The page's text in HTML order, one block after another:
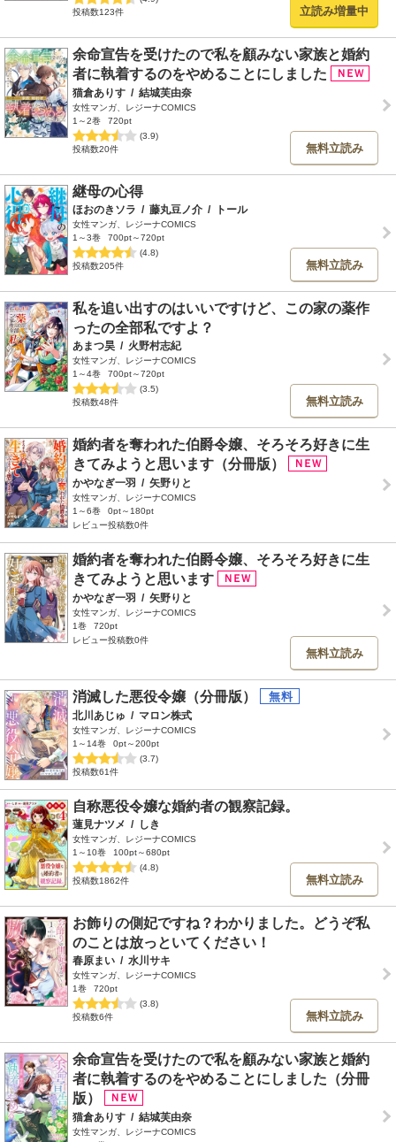
投稿数123件
立読み増量中
余命宣告を受けたので私を顧みない家族と婚約
者に執着するのをやめることにしました
猫倉ありす / 結城芙由奈
女性マンガ、レジーナCOMICS
1～2巻
720pt
(3.9)
投稿数20件
無料立読み
継母の心得
ほおのきソラ / 藤丸豆ノ介 / トール
女性マンガ、レジーナCOMICS
1～3巻
700pt～720pt
(4.8)
投稿数205件
無料立読み
私を追い出すのはいいですけど、この家の薬作
ったの全部私ですよ？
あまつ昊 / 火野村志紀
女性マンガ、レジーナCOMICS
1～4巻
700pt～720pt
(3.5)
投稿数48件
無料立読み
婚約者を奪われた伯爵令嬢、そろそろ好きに生
きてみようと思います（分冊版）
かやなぎ一羽 / 矢野りと
女性マンガ、レジーナCOMICS
1～6巻
0pt～180pt
レビュー投稿数0件
婚約者を奪われた伯爵令嬢、そろそろ好きに生
きてみようと思います
かやなぎ一羽 / 矢野りと
女性マンガ、レジーナCOMICS
1巻
720pt
レビュー投稿数0件
無料立読み
消滅した悪役令嬢（分冊版）
北川あじゅ / マロン株式
女性マンガ、レジーナCOMICS
1～14巻
0pt～200pt
(3.7)
投稿数61件
自称悪役令嬢な婚約者の観察記録。
蓮見ナツメ / しき
女性マンガ、レジーナCOMICS
1～10巻
100pt～680pt
(4.8)
投稿数1862件
無料立読み
お飾りの側妃ですね？わかりました。どうぞ私
のことは放っといてください！
春原まい / 水川サキ
女性マンガ、レジーナCOMICS
1巻
720pt
(3.8)
投稿数6件
無料立読み
余命宣告を受けたので私を顧みない家族と婚約
者に執着するのをやめることにしました（分冊
版）
猫倉ありす / 結城芙由奈
女性マンガ、レジーナCOMICS